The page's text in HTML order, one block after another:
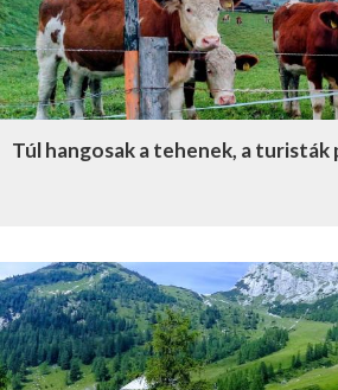
Túl hangosak a tehenek, a turisták